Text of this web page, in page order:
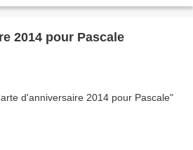
2014 pour Pascale